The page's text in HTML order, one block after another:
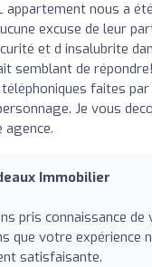
appartement nous a
excuse de leur
et d insalubrite
semblant de
faites
Je vous
agence.
Immobilier
pris connaissance
que votre expérience
satisfaisante.